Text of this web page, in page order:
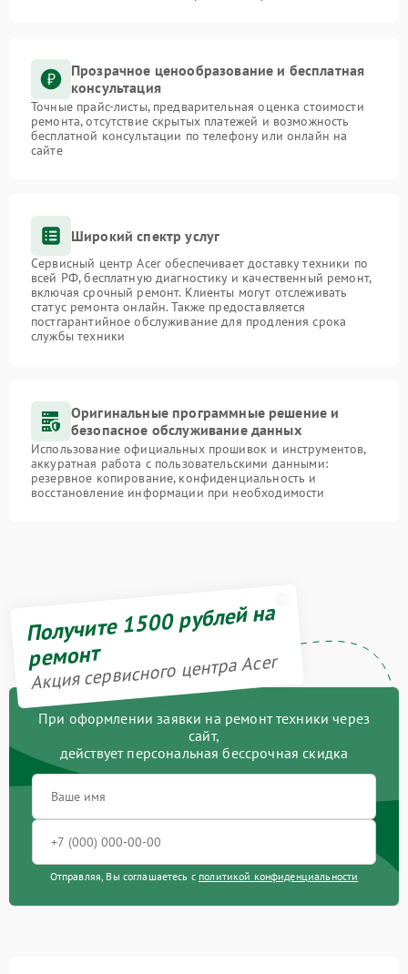
Прозрачное ценообразование и бесплатная
консультация
Точные прайс-листы, предварительная оценка стоимости
ремонта, отсутствие скрытых платежей и возможность
бесплатной консультации по телефону или онлайн на
сайте
Широкий спектр услуг
Сервисный центр Acer обеспечивает доставку техники по
всей РФ, бесплатную диагностику и качественный ремонт,
включая срочный ремонт. Клиенты могут отслеживать
статус ремонта онлайн. Также предоставляется
постгарантийное обслуживание для продления срока
службы техники
Оригинальные программные решение и
безопасное обслуживание данных
Использование официальных прошивок и инструментов,
аккуратная работа с пользовательскими данными:
резервное копирование, конфиденциальность и
восстановление информации при необходимости
Получите 1500 рублей на
ремонт
Акция сервисного центра Acer
При оформлении заявки на ремонт техники через
сайт,
действует персональная бессрочная скидка
Отправляя, Вы соглашаетесь с политикой конфиденциальности